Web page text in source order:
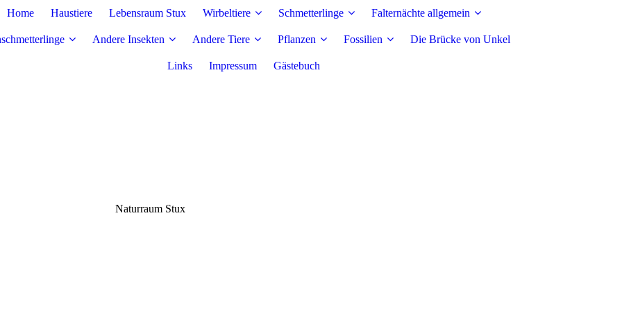
Home Haustiere Lebensraum Stux Wirbeltiere Schmetterlinge Falternächte allgemein
Andere Insekten Andere Tiere Pflanzen Fossilien Die Brücke von Unkel
Links Impressum Gästebuch
Naturraum Stux